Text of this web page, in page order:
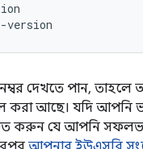
version
দেখতে পান,
করা আছে। যদি আপনি
করুন যে আপনি